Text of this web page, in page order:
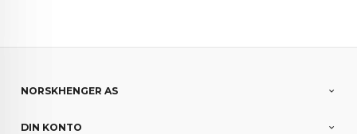
NORSKHENGER AS
DIN KONTO